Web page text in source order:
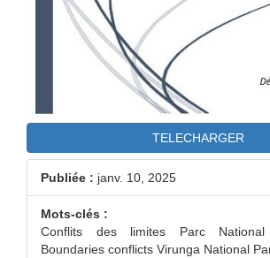
TELECHARGER
Publiée : janv. 10, 2025
Mots-clés :
Conflits des limites Parc
Boundaries conflicts Virunga National